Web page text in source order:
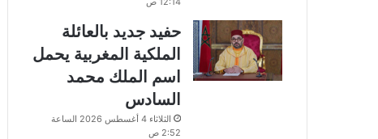
حفيد جديد بالعائلة
الملكية المغربية يحمل
اسم الملك محمد
السادس
الثلاثاء 4 أغسطس 2026 الساعة
2:52 ص